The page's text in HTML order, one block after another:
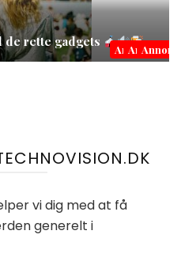
de rette gadgets
Annonce
Annonce
vi dig med at få
generelt i